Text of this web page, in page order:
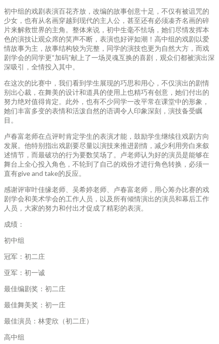
初中组的戏剧表演百花齐放，改编的故事创意十足，不仅有被诅咒的
少女，也有从名画穿越到现代的主人公，甚至还有必须凑齐名画的碎
片来解救世界的主角。整体来说，初中生毫不怯场，她们尽情发挥本
色的演技让观众席的笑声不断，表演也好评如潮！高中组的戏剧以爱
情故事为主，故事结构较为完整，同学的演技也更为自然大方，而戏
剧学会的同学更“加码”献上了一场灵魂互换的喜剧，观众们都被演出深
深吸引，全情投入其中。
在这次的比赛中，我们看到学生展现的巧思和用心，不仅演出的剧情
别出心裁，在舞美的设计和道具的使用上也精巧有创意，她们付出的
努力绝对值得肯定。此外，也有不少同学一改平常在课堂中的形象，
她们丰富多变的表情和活泼自然的语调令人印象深刻，演技备受瞩
目。
卢春富老师在点评时肯定学生的表演才能，鼓励学生继续往戏剧方向
发展。他特别指出戏剧要尽量以演技来推进剧情，减少利用旁白来叙
述情节，而最破功的行为要数笑场了。卢老师认为好的演员是能够在
舞台上全心投入角色，不轮到了自己的戏份才进行角色转换，必须一
直有give and take的反应。
感谢评审叶佳缘老师、吴希婷老师、卢春富老师，用心筹办比赛的戏
剧学会和美术学会的工作人员，以及所有倾情演出的演员和幕后工作
人员，大家的努力和付出才促成了精彩的表演。
成绩：
初中组
冠军：初二庄
亚军：初一诚
最佳编剧奖：初二庄
最佳舞美奖：初一庄
最佳演员：林雯欣（初二庄）
高中组